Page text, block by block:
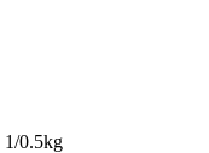
1/0.5kg